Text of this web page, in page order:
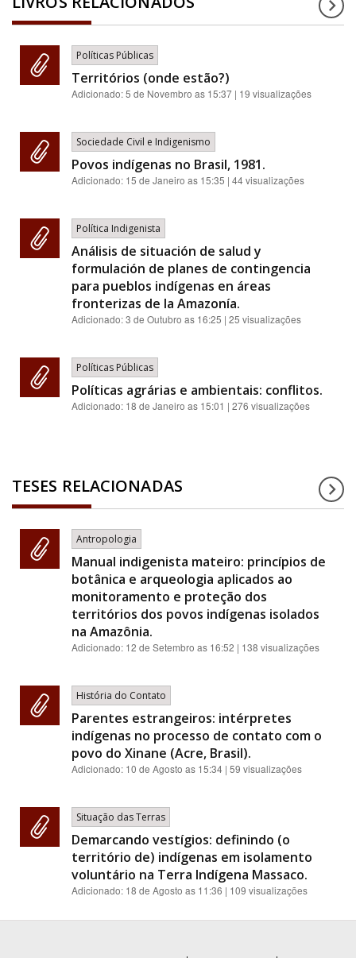
Políticas Públicas
Territórios (onde estão?)
Adicionado:5 de Novembro as 15:37 | 19 visualizações
Sociedade Civil e Indigenismo
Povos indígenas no Brasil, 1981.
Adicionado: 15 de Janeiro as 15:35 | 44 visualizações
Política Indigenista
Análisis de situación de salud y
formulación de planes de contingencia
para pueblos indígenas en áreas
fronterizas de la Amazonía.
Adicionado:3 de Outubro as 16:25 | 25 visualizações
Políticas Públicas
Políticas agrárias e ambientais: conflitos.
Adicionado: 18 de Janeiro as 15:01 | 276 visualizações
TESES RELACIONADAS
Antropologia
Manual indigenista mateiro: princípios de
botânica e arqueologia aplicados ao
monitoramento e proteção dos
territórios dos povos indígenas isolados
na Amazônia.
Adicionado: 12 de Setembro as 16:52 | 138 visualizações
História do Contato
Parentes estrangeiros: intérpretes
indígenas no processo de contato com o
povo do Xinane (Acre, Brasil).
Adicionado: 10 de Agosto as 15:34 | 59 visualizações
Situação das Terras
Demarcando vestígios: definindo (o
território de) indígenas em isolamento
voluntário na Terra Indígena Massaco.
Adicionado: 18 de Agosto as 11:36 | 109 visualizações